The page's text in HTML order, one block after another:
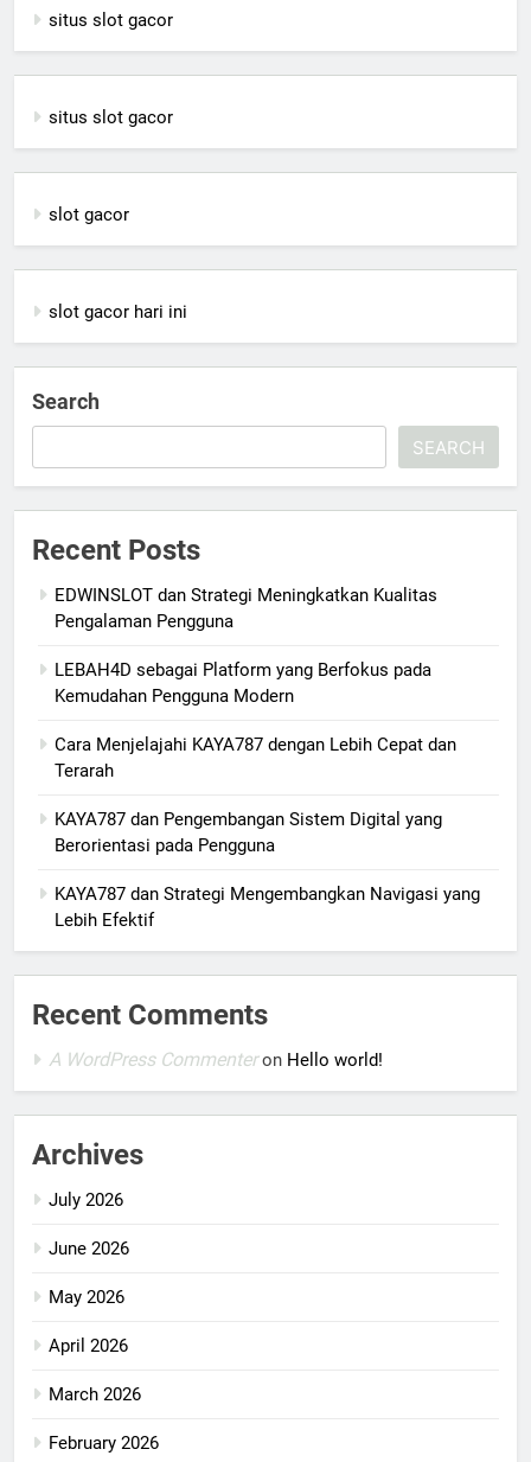
situs slot gacor
situs slot gacor
slot gacor
slot gacor hari ini
Search
SEARCH
Recent Posts
EDWINSLOT dan Strategi Meningkatkan Kualitas
Pengalaman Pengguna
LEBAH4D sebagai Platform yang Berfokus pada
Kemudahan Pengguna Modern
Cara Menjelajahi KAYA787 dengan Lebih Cepat dan
Terarah
KAYA787 dan Pengembangan Sistem Digital yang
Berorientasi pada Pengguna
KAYA787 dan Strategi Mengembangkan Navigasi yang
Lebih Efektif
Recent Comments
A WordPress Commenteron Hello world!
Archives
July 2026
June 2026
May 2026
April 2026
March 2026
February 2026